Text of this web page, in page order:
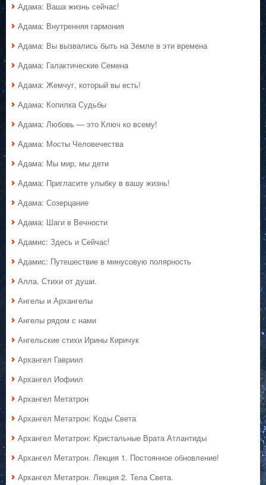
Адама: Ваша жизнь сейчас!
Адама: Внутренняя гармония
Адама: Вы вызвались быть на Земле в эти времена
Адама: Галактические Семена
Адама: Жемчуг, который вы есть!
Адама: Копилка Судьбы
Адама: Любовь — это Ключ ко всему!
Адама: Мосты Человечества
Адама: Мы мир, мы дети
Адама: Пригласите улыбку в вашу жизнь!
Адама: Созерцание
Адама: Шаги в Вечности
Адамис: Здесь и Сейчас!
Адамис: Путешествие в минусовую полярность
Алла. Стихи от души.
Ангелы и Архангелы
Ангелы рядом с нами
Ангельские стихи Ирины Киричук
Архангел Гавриил
Архангел Иофиил
Архангел Метатрон
Архангел Метатрон: Коды Света
Архангел Метатрон: Кристальные Врата Атлантиды
Архангел Метатрон. Лекция 1. Постоянное обновление!
Архангел Метатрон. Лекция 2. Тела Света.